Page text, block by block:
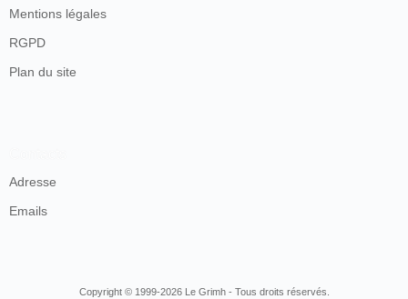
Mentions légales
RGPD
Plan du site
Adresse
Emails
Copyright © 1999-2026 Le Grimh - Tous droits réservés.